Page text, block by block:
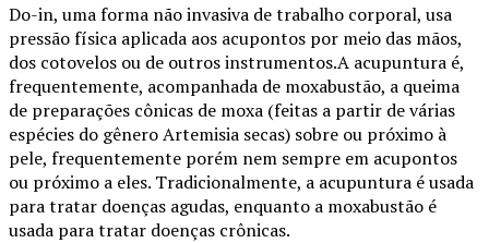
Do-in, uma forma não invasiva de trabalho corporal, usa
pressão física aplicada aos acupontos por meio das mãos,
dos cotovelos ou de outros instrumentos.A acupuntura é,
frequentemente, acompanhada de moxabustão, a queima
de preparações cônicas de moxa (feitas a partir de várias
espécies do gênero Artemisia secas) sobre ou próximo à
pele, frequentemente porém nem sempre em acupontos
ou próximo a eles. Tradicionalmente, a acupuntura é usada
para tratar doenças agudas, enquanto a moxabustão é
usada para tratar doenças crônicas.